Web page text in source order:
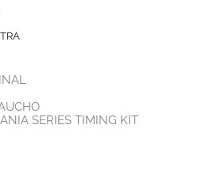
SERIES TIMING KIT